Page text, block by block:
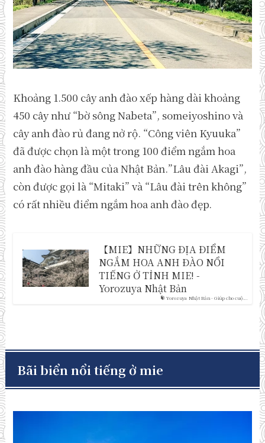
Khoảng 1.500 cây anh đào xếp hàng dài khoảng
450 cây như “bờ sông Nabeta”, someiyoshino và
cây anh đào rủ đang nở rộ. “Công viên Kyuuka”
đã được chọn là một trong 100 điểm ngắm hoa
anh đào hàng đầu của Nhật Bản.”Lâu đài Akagi”,
còn được gọi là “Mitaki” và “Lâu đài trên không”
có rất nhiều điểm ngắm hoa anh đào đẹp.
Yorozuya Nhật Bản - Giúp cho cuộ...
【MIE】NHỮNG ĐỊA ĐIỂM
NGẮM HOA ANH ĐÀO NỔI
TIẾNG Ở TỈNH MIE! -
Yorozuya Nhật Bản
Bãi biển nổi tiếng ở mie